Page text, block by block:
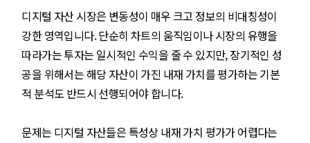
디지털 자산 시장은 변동성이 매우 크고 정보의 비대칭성이
강한 영역입니다. 단순히 차트의 움직임이나 시장의 유행을
따라가는 투자는 일시적인 수익을 줄 수 있지만, 장기적인 성
공을 위해서는 해당 자산이 가진 내재 가치를 평가하는 기본
적 분석도 반드시 선행되어야 합니다.
문제는 디지털 자산들은 특성상 내재 가치 평가가 어렵다는